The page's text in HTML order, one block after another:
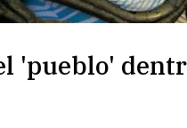
'pueblo'